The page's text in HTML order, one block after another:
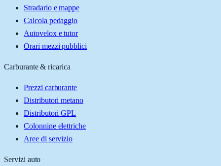
Stradario e mappe
Calcola pedaggio
Autovelox e tutor
Orari mezzi pubblici
Carburante & ricarica
Prezzi carburante
Distributori metano
Distributori GPL
Colonnine elettriche
Aree di servizio
Servizi auto